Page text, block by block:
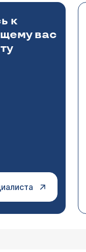
к
вас